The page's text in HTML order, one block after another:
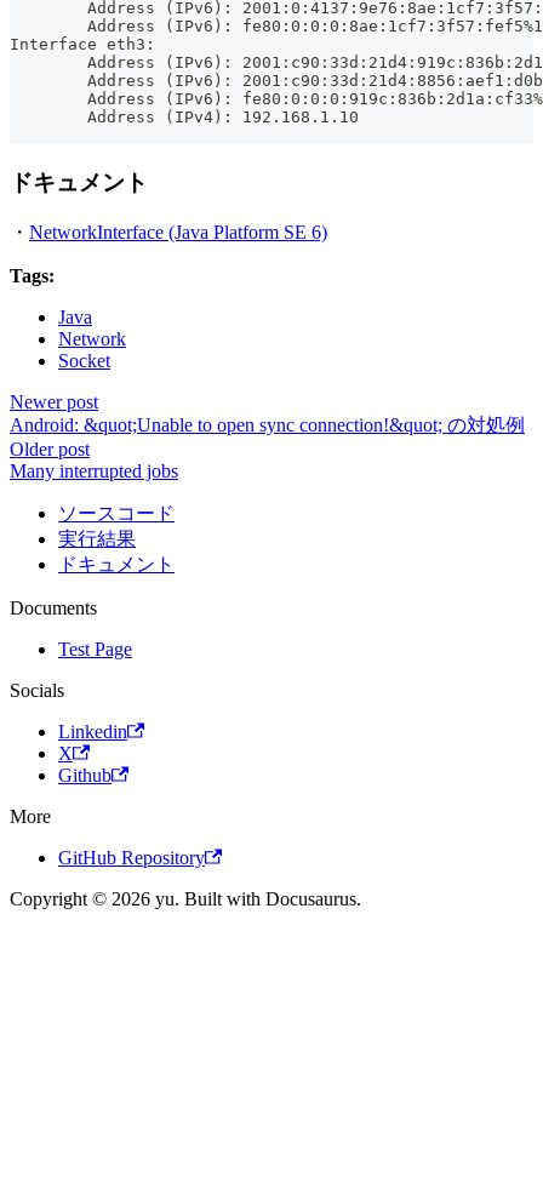
Address (IPv6):
Address (IPv6):
Interface eth3:
Address (IPv6):
Address (IPv6):
Address (IPv6):
	Address (IPv4): 192.168.1.10
ドキュメント
・ NetworkInterface (Java Platform SE 6)
Tags:
Java
Network
Socket
Newer post
Android: &quot;Unable to open sync connection!&quot; の対処例
Older post
Many interrupted jobs
ソースコード
実行結果
ドキュメント
Documents
Test Page
Socials
Linkedin
X
Github
More
GitHub Repository
Copyright © 2026 yu. Built with Docusaurus.